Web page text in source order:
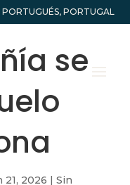
PORTUGUÉS, PORTUGAL
se
21, 2026 | Sin